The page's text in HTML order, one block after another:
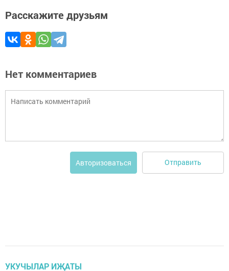
Расскажите друзьям
Нет комментариев
Авторизоваться Отправить
УКУЧЫЛАР ИҖАТЫ